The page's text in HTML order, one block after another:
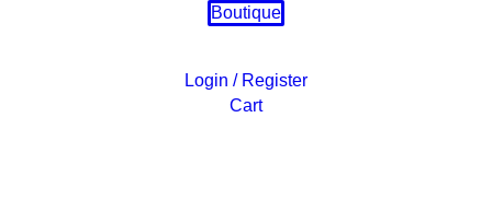
Boutique
Login / Register
Cart